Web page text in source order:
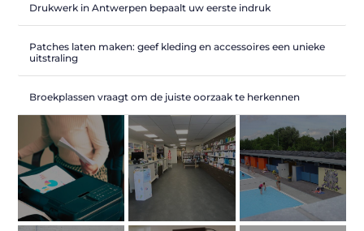
Drukwerk in Antwerpen bepaalt uw eerste indruk
Patches laten maken: geef kleding en accessoires een unieke
uitstraling
Broekplassen vraagt om de juiste oorzaak te herkennen